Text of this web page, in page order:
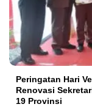
Peringatan Hari
Renovasi
19 Provinsi